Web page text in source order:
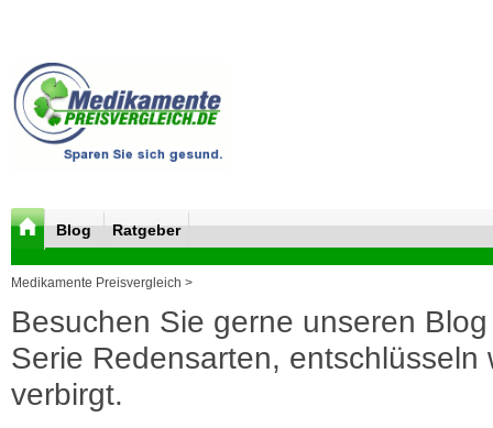
Blog Ratgeber
Medikamente Preisvergleich >
Besuchen Sie gerne unseren
Serie Redensarten, entschlüsseln
verbirgt.